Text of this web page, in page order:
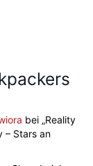
bei „Reality
– Stars an